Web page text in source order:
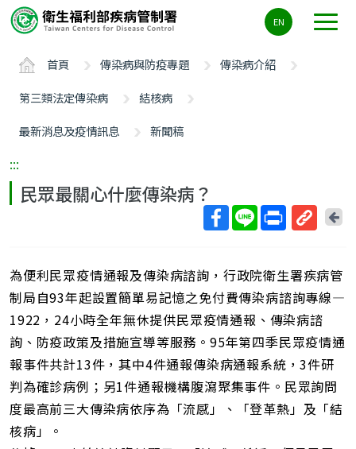
要
ALT+C
EN
首頁 傳染病與防疫專題
傳染病介紹
第三類法定傳染病
結核病
最新消息及疫情訊息
新聞稿
:::
民眾最關心什麼傳染病？
短
網
址
回
頁
為便利民眾疫情通報及傳染病諮詢，行政院衛生署疾病管
制局自93年起設置簡單易記憶之免付費傳染病諮詢專線—
1922，24小時全年無休提供民眾疫情通報、傳染病諮
詢、防疫政策及措施宣導等服務。95年第四季民眾疫情通
報事件共計13件，其中4件通報傳染病通報系統，3件研
判為確診病例；另1件通報機構腹瀉聚集事件。民眾詢問
度最高前三大傳染病依序為「流感」、「登革熱」及「結
核病」。